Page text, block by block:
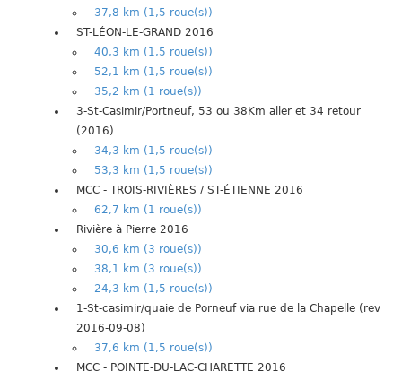
37,8 km (1,5 roue(s))
ST-LÉON-LE-GRAND 2016
40,3 km (1,5 roue(s))
52,1 km (1,5 roue(s))
35,2 km (1 roue(s))
3-St-Casimir/Portneuf, 53 ou 38Km aller et 34 retour
(2016)
34,3 km (1,5 roue(s))
53,3 km (1,5 roue(s))
MCC - TROIS-RIVIÈRES / ST-ÉTIENNE 2016
62,7 km (1 roue(s))
Rivière à Pierre 2016
30,6 km (3 roue(s))
38,1 km (3 roue(s))
24,3 km (1,5 roue(s))
1-St-casimir/quaie de Porneuf via rue de la Chapelle (rev
2016-09-08)
37,6 km (1,5 roue(s))
MCC - POINTE-DU-LAC-CHARETTE 2016